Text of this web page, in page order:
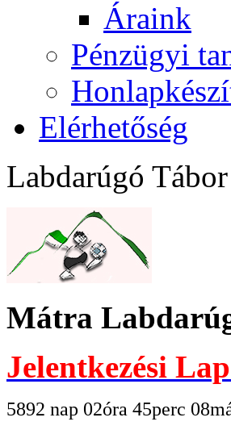
Áraink
Pénzügyi
Elérhetőség
Labdarúgó Tábor
Mátra
Jelentkezési
5892 nap 02óra 45perc